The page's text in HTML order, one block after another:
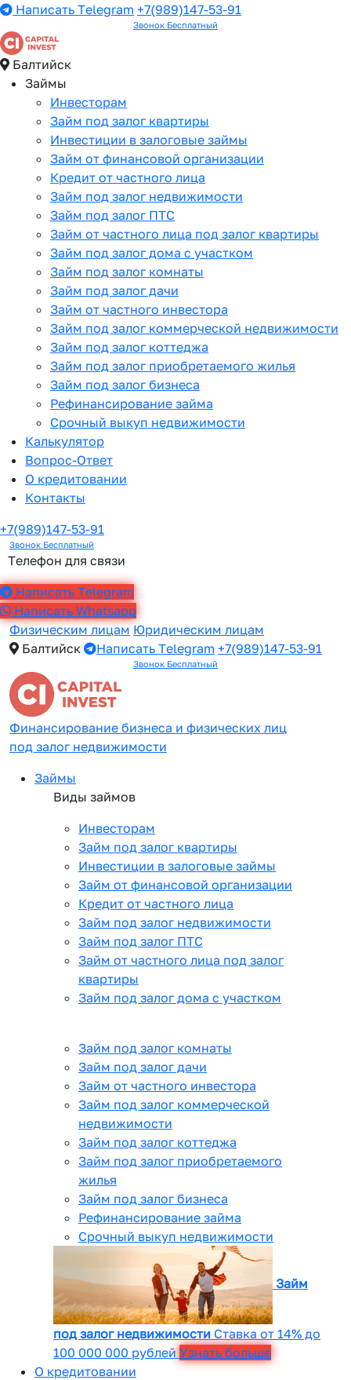
Написать Telegram +7(989)147-53-91
Звонок Бесплатный
Балтийск
Займы
Инвесторам
Займ под залог квартиры
Инвестиции в залоговые займы
Займ от финансовой организации
Кредит от частного лица
Займ под залог недвижимости
Займ под залог ПТС
Займ от частного лица под залог квартиры
Займ под залог дома с участком
Займ под залог комнаты
Займ под залог дачи
Займ от частного инвестора
Займ под залог коммерческой недвижимости
Займ под залог коттеджа
Займ под залог приобретаемого жилья
Займ под залог бизнеса
Рефинансирование займа
Срочный выкуп недвижимости
Калькулятор
Вопрос-Ответ
О кредитовании
Контакты
+7(989)147-53-91
Звонок Бесплатный
Телефон для связи
Написать Telegram
Написать Whatsapp
Физическим лицам Юридическим лицам
Балтийск
Написать Telegram +7(989)147-53-91
Звонок Бесплатный
Финансирование бизнеса и физических лиц
под залог недвижимости
Займы
Виды займов
Инвесторам
Займ под залог квартиры
Инвестиции в залоговые займы
Займ от финансовой организации
Кредит от частного лица
Займ под залог недвижимости
Займ под залог ПТС
Займ от частного лица под залог
квартиры
Займ под залог дома с участком
Займ под залог комнаты
Займ под залог дачи
Займ от частного инвестора
Займ под залог коммерческой
недвижимости
Займ под залог коттеджа
Займ под залог приобретаемого
жилья
Займ под залог бизнеса
Рефинансирование займа
Срочный выкуп недвижимости
Займ
под залог недвижимости Ставка от 14% до
100 000 000 рублей Узнать больше
О кредитовании